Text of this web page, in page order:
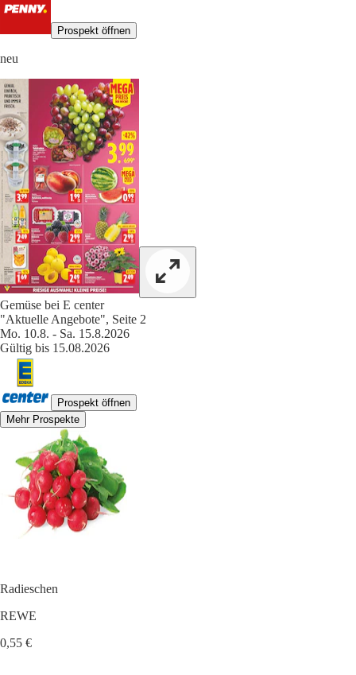
Prospekt öffnen
neu
Gemüse bei E center
"Aktuelle Angebote", Seite 2
Mo. 10.8. - Sa. 15.8.2026
Gültig bis 15.08.2026
Prospekt öffnen
Mehr Prospekte
Radieschen
REWE
0,55 €